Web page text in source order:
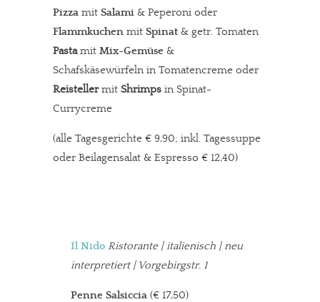
Pizza mit Salami & Peperoni oder
Flammkuchen mit Spinat & getr. Tomaten
Pastamit Mix-Gemüse &
Schafskäsewürfeln in Tomatencreme oder
Reistellermit Shrimps in Spinat-
Currycreme
(alle Tagesgerichte € 9,90; inkl. Tagessuppe
oder Beilagensalat & Espresso € 12,40)
Il Nido Ristorante| italienisch | neu
interpretiert | Vorgebirgstr. 1
Penne Salsiccia (€ 17,50)